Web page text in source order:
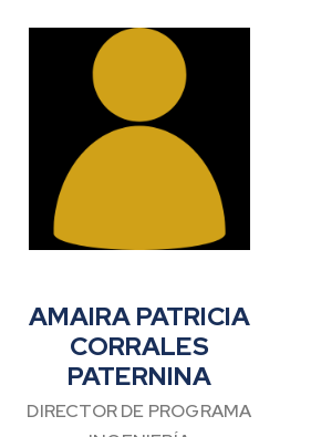
AMAIRA PATRICIA
CORRALES
PATERNINA
DIRECTOR DE PROGRAMA